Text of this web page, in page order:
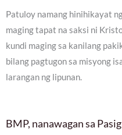
Patuloy namang hinihikayat
maging tapat na saksi ni
kundi maging sa kanilang
bilang pagtugon sa misyong
larangan ng lipunan.
BMP, nanawagan sa